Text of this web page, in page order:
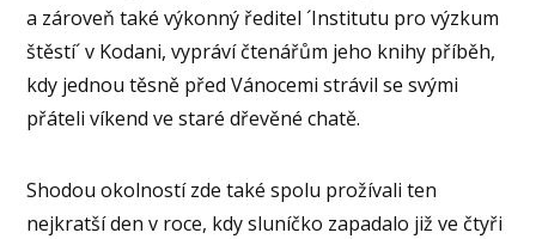
a zároveň také výkonný ředitel ´Institutu pro výzkum
štěstí´ v Kodani, vypráví čtenářům jeho knihy příběh,
kdy jednou těsně před Vánocemi strávil se svými
přáteli víkend ve staré dřevěné chatě.
Shodou okolností zde také spolu prožívali ten
nejkratší den v roce, kdy sluníčko zapadalo již ve čtyři